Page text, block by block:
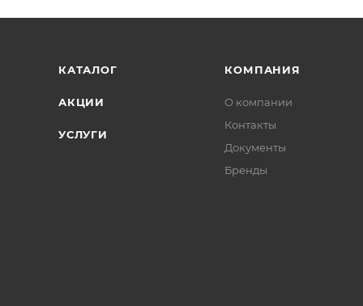
КАТАЛОГ
АКЦИИ
УСЛУГИ
КОМПАНИЯ
О компании
Контакты
Документы
Бренды